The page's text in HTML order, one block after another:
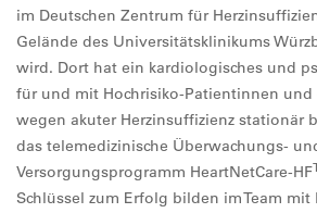
im Deutschen Zentrum für
Gelände des Universitätsklinikums
wird. Dort hat ein kardiologisches und
für und mit Hochrisiko-Patientinnen und
wegen akuter Herzinsuffizienz stationär
das telemedizinische Überwachungs-
Versorgungsprogramm HeartNetCare-HF
Schlüssel zum Erfolg bilden im Team